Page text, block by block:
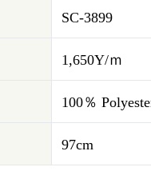
SC-3899
1,650Y/ｍ
100％
97cm